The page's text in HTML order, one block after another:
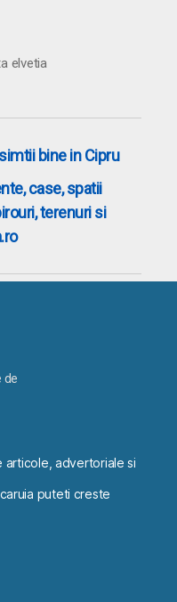
elvetia
bine in Cipru
case, spatii
terenuri si
articole, advertoriale si
puteti creste